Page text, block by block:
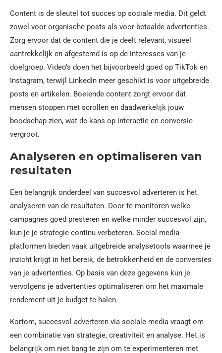
Content is de sleutel tot succes op sociale media. Dit geldt
zowel voor organische posts als voor betaalde advertenties.
Zorg ervoor dat de content die je deelt relevant, visueel
aantrekkelijk en afgestemd is op de interesses van je
doelgroep. Video’s doen het bijvoorbeeld goed op TikTok en
Instagram, terwijl LinkedIn meer geschikt is voor uitgebreide
posts en artikelen. Boeiende content zorgt ervoor dat
mensen stoppen met scrollen en daadwerkelijk jouw
boodschap zien, wat de kans op interactie en conversie
vergroot.
Analyseren en optimaliseren van
resultaten
Een belangrijk onderdeel van succesvol adverteren is het
analyseren van de resultaten. Door te monitoren welke
campagnes goed presteren en welke minder succesvol zijn,
kun je je strategie continu verbeteren. Social media-
platformen bieden vaak uitgebreide analysetools waarmee je
inzicht krijgt in het bereik, de betrokkenheid en de conversies
van je advertenties. Op basis van deze gegevens kun je
vervolgens je advertenties optimaliseren om het maximale
rendement uit je budget te halen.
Kortom, succesvol adverteren via sociale media vraagt om
een combinatie van strategie, creativiteit en analyse. Het is
belangrijk om niet bang te zijn om te experimenteren met